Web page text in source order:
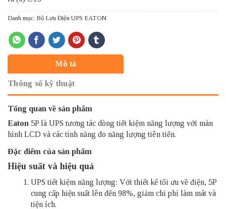
Danh mục: Bộ Lưu Điện UPS EATON
Mô tả
Thông số kỹ thuật
Tổng quan về sản phẩm
Eaton 5P là UPS tương tác dòng tiết kiệm năng lượng với màn
hình LCD và các tính năng đo năng lượng tiên tiến.
Đặc điểm của sản phẩm
Hiệu suất và hiệu quả
UPS tiết kiệm năng lượng: Với thiết kế tối ưu về điện, 5P
cung cấp hiệu suất lên đến 98%, giảm chi phí làm mát và
tiện ích.